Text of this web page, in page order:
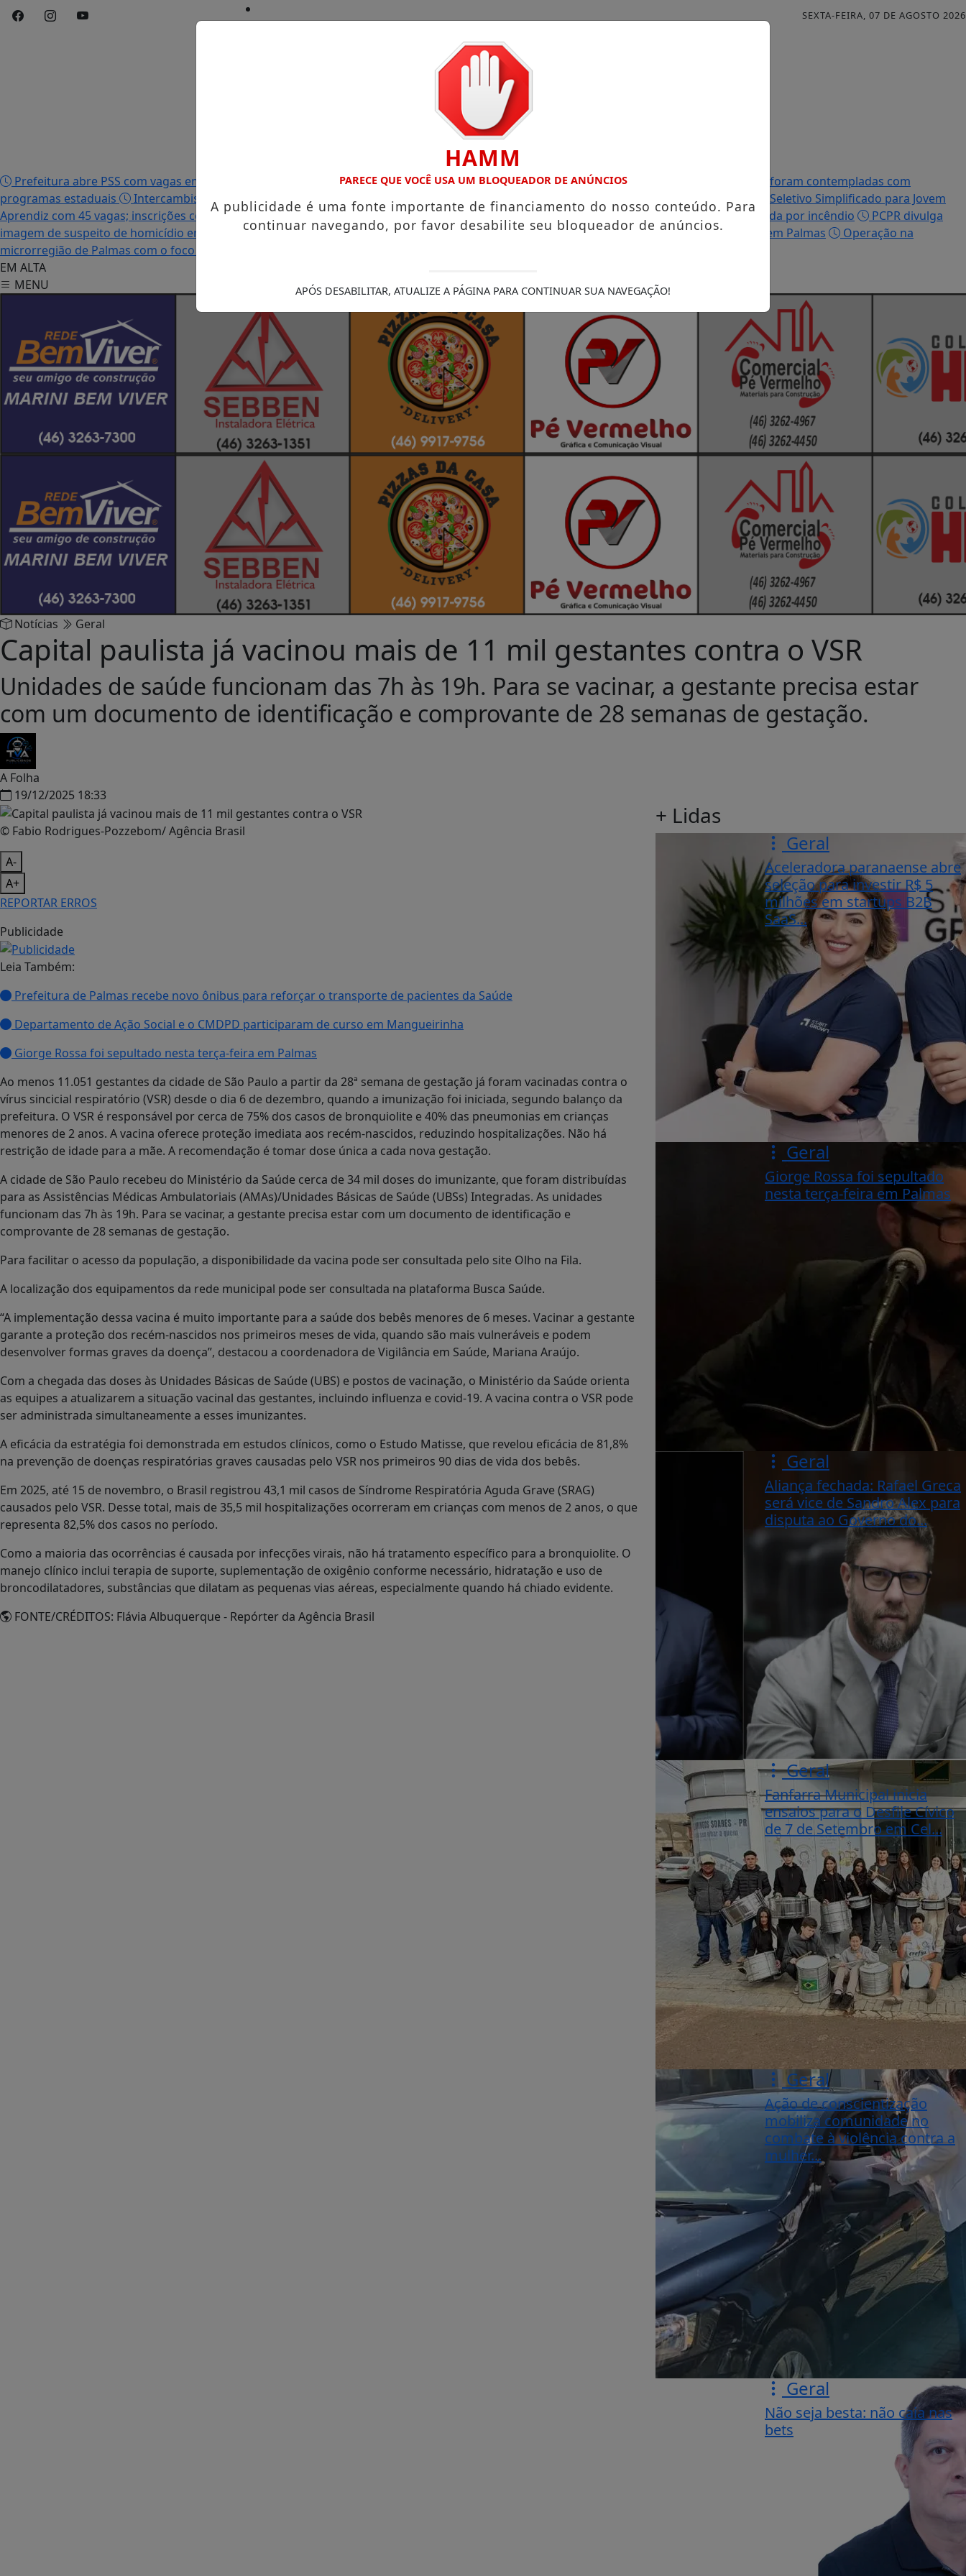
SEXTA-FEIRA, 07 DE AGOSTO 2026
Início/
Prefeitura abre PSS com vagas em seis funções e salários que chegam a R$ 3,8 mil
Igreja do Divino Espírito Santo
Famílias palmenses foram contempladas com
programas estaduais
Intercambista palmense comenta sobre sua viagem ao Canadá e destaca o aprendizado
Prefeitura abre Processo Seletivo Simplificado para Jovem
Aprendiz com 45 vagas; inscrições começam nesta terça-feira (21)
“Acabou com os sonhos”, diz irmão da moradora que teve a casa destruída por incêndio
PCPR divulga
imagem de suspeito de homicídio em Palmas
Após descumprimento de medida protetiva e tentativa de feminicídio, PCPR prende homem em Palmas
Operação na
microrregião de Palmas com o foco no tráfico de drogas
EM ALTA
MENU
Notícias Geral
Capital paulista já vacinou mais de 11 mil gestantes contra o VSR
Unidades de saúde funcionam das 7h às 19h. Para se vacinar, a gestante precisa estar
com um documento de identificação e comprovante de 28 semanas de gestação.
A Folha
19/12/2025 18:33
© Fabio Rodrigues-Pozzebom/ Agência Brasil
A-
A+
REPORTAR ERROS
Publicidade
Leia Também:
Prefeitura de Palmas recebe novo ônibus para reforçar o transporte de pacientes da Saúde
Departamento de Ação Social e o CMDPD participaram de curso em Mangueirinha
Giorge Rossa foi sepultado nesta terça-feira em Palmas
Ao menos 11.051 gestantes da cidade de São Paulo a partir da 28ª semana de gestação já foram vacinadas contra o
vírus sincicial respiratório (VSR) desde o dia 6 de dezembro, quando a imunização foi iniciada, segundo balanço da
prefeitura. O VSR é responsável por cerca de 75% dos casos de bronquiolite e 40% das pneumonias em crianças
menores de 2 anos. A vacina oferece proteção imediata aos recém-nascidos, reduzindo hospitalizações. Não há
restrição de idade para a mãe. A recomendação é tomar dose única a cada nova gestação.
A cidade de São Paulo recebeu do Ministério da Saúde cerca de 34 mil doses do imunizante, que foram distribuídas
para as Assistências Médicas Ambulatoriais (AMAs)/Unidades Básicas de Saúde (UBSs) Integradas. As unidades
funcionam das 7h às 19h. Para se vacinar, a gestante precisa estar com um documento de identificação e
comprovante de 28 semanas de gestação.
Para facilitar o acesso da população, a disponibilidade da vacina pode ser consultada pelo site Olho na Fila.
A localização dos equipamentos da rede municipal pode ser consultada na plataforma Busca Saúde.
“A implementação dessa vacina é muito importante para a saúde dos bebês menores de 6 meses. Vacinar a gestante
garante a proteção dos recém-nascidos nos primeiros meses de vida, quando são mais vulneráveis e podem
desenvolver formas graves da doença”, destacou a coordenadora de Vigilância em Saúde, Mariana Araújo.
Com a chegada das doses às Unidades Básicas de Saúde (UBS) e postos de vacinação, o Ministério da Saúde orienta
as equipes a atualizarem a situação vacinal das gestantes, incluindo influenza e covid-19. A vacina contra o VSR pode
ser administrada simultaneamente a esses imunizantes.
A eficácia da estratégia foi demonstrada em estudos clínicos, como o Estudo Matisse, que revelou eficácia de 81,8%
na prevenção de doenças respiratórias graves causadas pelo VSR nos primeiros 90 dias de vida dos bebês.
Em 2025, até 15 de novembro, o Brasil registrou 43,1 mil casos de Síndrome Respiratória Aguda Grave (SRAG)
causados pelo VSR. Desse total, mais de 35,5 mil hospitalizações ocorreram em crianças com menos de 2 anos, o que
representa 82,5% dos casos no período.
Como a maioria das ocorrências é causada por infecções virais, não há tratamento específico para a bronquiolite. O
manejo clínico inclui terapia de suporte, suplementação de oxigênio conforme necessário, hidratação e uso de
broncodilatadores, substâncias que dilatam as pequenas vias aéreas, especialmente quando há chiado evidente.
FONTE/CRÉDITOS: Flávia Albuquerque - Repórter da Agência Brasil
+ Lidas
Geral
Aceleradora paranaense abre
seleção para investir R$ 5
milhões em startups B2B
SaaS...
Geral
Giorge Rossa foi sepultado
nesta terça-feira em Palmas
Geral
Aliança fechada: Rafael Greca
será vice de Sandro Alex para
disputa ao Governo do...
Geral
Fanfarra Municipal inicia
ensaios para o Desfile Cívico
de 7 de Setembro em Cel...
Geral
Ação de conscientização
mobiliza comunidade no
combate à violência contra a
mulher...
Geral
Não seja besta: não caia nas
bets
HAMM
PARECE QUE VOCÊ USA UM BLOQUEADOR DE ANÚNCIOS
A publicidade é uma fonte importante de financiamento do nosso conteúdo. Para
continuar navegando, por favor desabilite seu bloqueador de anúncios.
APÓS DESABILITAR, ATUALIZE A PÁGINA PARA CONTINUAR SUA NAVEGAÇÃO!